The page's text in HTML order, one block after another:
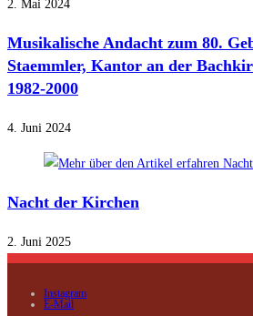
2. Mai 2024
Musikalische Andacht zum 80.
Staemmler, Kantor an der
1982-2000
4. Juni 2024
Nacht der Kirchen
2. Juni 2025
Instagram
E-Mail